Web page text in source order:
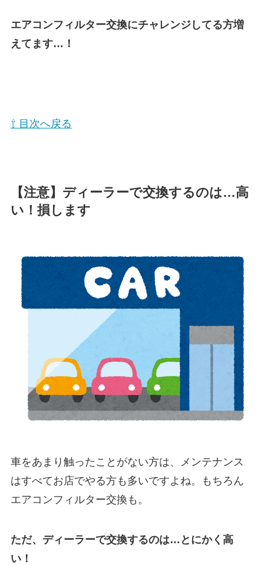
エアコンフィルター交換にチャレンジしてる方増
えてます…！
⇧ 目次へ戻る
【注意】ディーラーで交換するのは…高
い！損します
車をあまり触ったことがない方は、メンテナンス
はすべてお店でやる方も多いですよね。もちろん
エアコンフィルター交換も。
ただ、ディーラーで交換するのは…とにかく高
い！